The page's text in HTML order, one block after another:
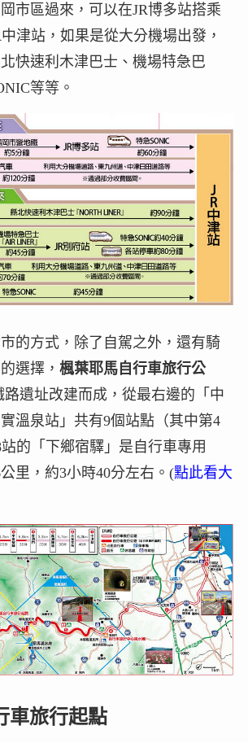
市區過來，可以在JR博多站搭乘
津站，如果是從大分機場出發，
快速利木津巴士、機場特急巴
等等。
的方式，除了自駕之外，還有騎
選擇， 楓葉耶馬自行車旅行公
路遺址改建而成，從最右邊的「中
溫泉站」共有9個站點（其中第4
的「下鄉宿驛」是自行車專用
里，約3小時40分左右。(點此看大
車旅行起點